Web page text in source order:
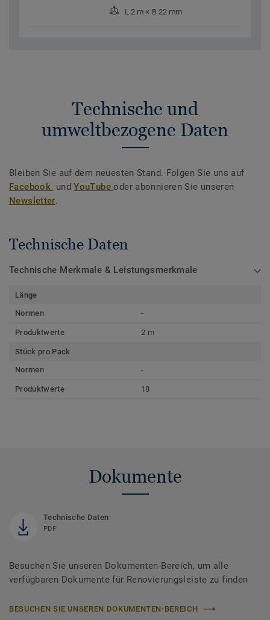
L 2 m × B 22 mm
Technische und
umweltbezogene Daten
Bleiben Sie auf dem neuesten Stand. Folgen Sie uns auf
Facebook undYouTubeoder abonnieren Sie unseren
Newsletter.
Technische Daten
Technische Merkmale & Leistungsmerkmale
Länge
Normen
-
Produktwerte 2 m
Stück pro Pack
Normen
-
Produktwerte 18
Dokumente
Technische Daten
PDF
Besuchen Sie unseren Dokumenten-Bereich, um alle
verfügbaren Dokumente für Renovierungsleiste zu finden
BESUCHEN SIE UNSEREN DOKUMENTEN-BEREICH